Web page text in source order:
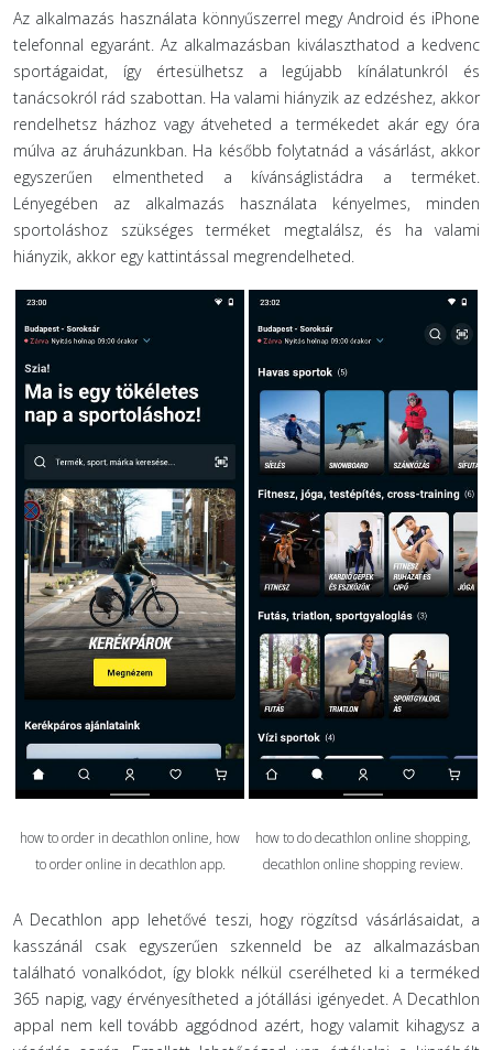
Az alkalmazás használata könnyűszerrel megy Android és iPhone
telefonnal egyaránt. Az alkalmazásban kiválaszthatod a kedvenc
sportágaidat, így értesülhetsz a legújabb kínálatunkról és
tanácsokról rád szabottan. Ha valami hiányzik az edzéshez, akkor
rendelhetsz házhoz vagy átveheted a termékedet akár egy óra
múlva az áruházunkban. Ha később folytatnád a vásárlást, akkor
egyszerűen elmentheted a kívánságlistádra a terméket.
Lényegében az alkalmazás használata kényelmes, minden
sportoláshoz szükséges terméket megtalálsz, és ha valami
hiányzik, akkor egy kattintással megrendelheted.
how to order in decathlon online, how
to order online in decathlon app.
how to do decathlon online shopping,
decathlon online shopping review.
A Decathlon app lehetővé teszi, hogy rögzítsd vásárlásaidat, a
kasszánál csak egyszerűen szkenneld be az alkalmazásban
található vonalkódot, így blokk nélkül cserélheted ki a terméked
365 napig, vagy érvényesítheted a jótállási igényedet. A Decathlon
appal nem kell tovább aggódnod azért, hogy valamit kihagysz a